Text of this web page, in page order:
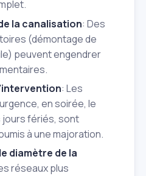
la canalisation: Des
(démontage de
peuvent engendrer
: Les
en soirée, le
jours fériés, sont
à une majoration.
diamètre de la
réseaux plus